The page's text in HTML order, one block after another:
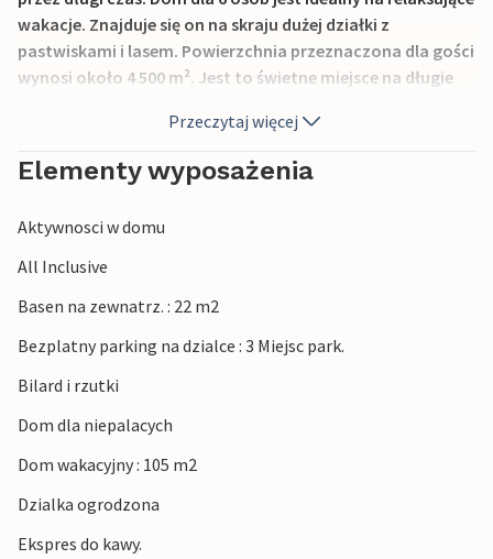
wakacje. Znajduje się on na skraju dużej działki z
pastwiskami i lasem. Powierzchnia przeznaczona dla gości
wynosi około 4 500 m². Jest to świetne miejsce na długie
piłkarzykami zapewnia mnóstwo zabawy. Dla młodszych
gości dostępne są zabawki dla dzieci, takie jak huśtawki,
trampolina, zjeżdżalnia, bramki do piłki nożnej i
Polecamy wizytę w Rapanji i centrum rodzinnym w wiosce
Tokovci, które oferuje zabawę na quadach i rowerach.
Faana lub Rovinj.
Przeczytaj więcej
Elementy wyposażenia
Aktywnosci w domu
All Inclusive
Basen na zewnatrz. : 22 m2
Bezplatny parking na dzialce : 3 Miejsc park.
Bilard i rzutki
Dom dla niepalacych
Dom wakacyjny : 105 m2
Dzialka ogrodzona
Ekspres do kawy.